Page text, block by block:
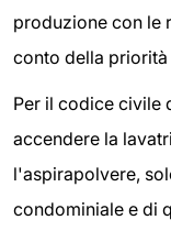
produzione con le
conto della
Per il codice civile
accendere la
l'aspirapolvere,
condominiale e di